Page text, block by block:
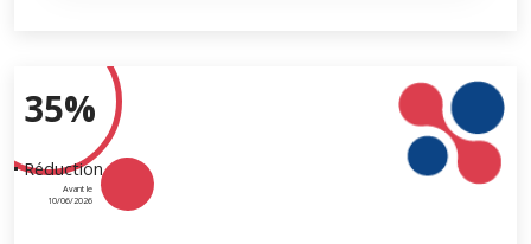
35%
Réduction
Avant le
10/06/2026